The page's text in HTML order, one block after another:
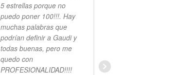
5 estrellas porque no
puedo poner 100!!!. Hay
muchas palabras que
podrían definir a Gaudi y
todas buenas, pero me
quedo con
PROFESIONALIDAD!!!!